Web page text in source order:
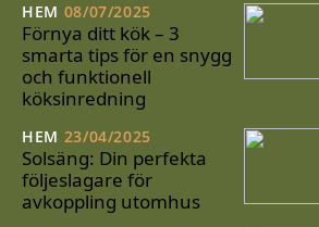
HEM 08/07/2025
Förnya ditt kök – 3
smarta tips för en snygg
och funktionell
köksinredning
HEM 23/04/2025
Solsäng: Din perfekta
följeslagare för
avkoppling utomhus